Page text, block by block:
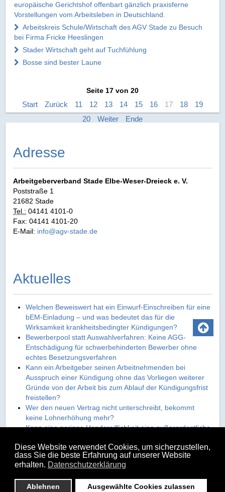
Diese Website verwendet Cookies, um sicherzustellen,
dass Sie die beste Erfahrung auf unserer Website
erhalten. Datenschutzerklärung
Ablehnen Ausgewählte Cookies zulassen
europäische Gerichtshof offenbart gänzlich praxisferne
Vorstellungen vom Arbeitsleben in Deutschland.
Arbeitskreis Schule/Wirtschaft des AGV Stade zu Besuch
bei Firma Fricke Heeslingen
Stader Wirtschaft geht auf Tuchfühlung
Bosse sind bester Laune
Seite 17 von 20
Start Zurück 11 12 13 14 15 16 17 18
19
20
Weiter Ende
Adresse
Arbeitgeberverband Stade Elbe‑Weser‑Dreieck e. V.
Poststraße 1
21682 Stade
Tel.: 04141 4101-0
Fax: 04141 4101-20
E-Mail: info@agv-stade.de
Aktuelles
Welchen Beweiswert hat ein Einwurf-Einschreiben für eine
bEM-Einladung – und was bedeutet das für die
Wirksamkeit krankheitsbedingter Kündigungen?
Bewerberpool statt Auswahlverfahren: Keine AGG-
Entschädigung für schwerbehinderten Bewerber ohne
echtes Besetzungsverfahren
Kann ein Arbeitgeber seinen Arbeitnehmenden bei
Ausspruch einer Kündigung ohne das Vorliegen weiterer
Gründe von der Arbeit bis zum Ablauf der Kündigungsfrist
freistellen?
Wer den neuen Vertrag nicht unterschreibt, bekommt
keine Lohnerhöhung mehr?
Kann eine geringe Handgreiflichkeit eine außerordentliche
» alle Nachrichten